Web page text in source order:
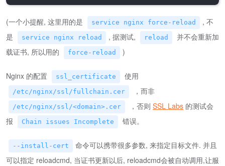
(一个小提醒, 这里用的是 service nginx force-reload
, 不
是
service nginx reload , 据测试, reload
并不会重新加
载证书, 所以用的
force-reload )
Nginx 的配置 ssl_certificate 使用
/etc/nginx/ssl/fullchain.cer ，而非
/etc/nginx/ssl/<domain>.cer ，否则 SSL Labs 的测试会
报
Chain issues Incomplete 错误。
--install-cert
命令可以携带很多参数, 来指定目标文件. 并且
可以指定 reloadcmd, 当证书更新以后, reloadcmd会被自动调用,让服